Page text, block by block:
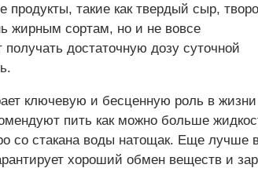
такие как твердый сыр,
жирным сортам, но и не вовсе
достаточную дозу суточной
ключевую и бесценную роль в жизни
пить как можно больше
со стакана воды натощак. Еще лучше
хороший обмен веществ и